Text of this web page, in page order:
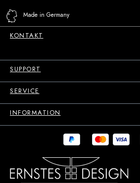
Made in Germany
KONTAKT
SUPPORT
SERVICE
INFORMATION